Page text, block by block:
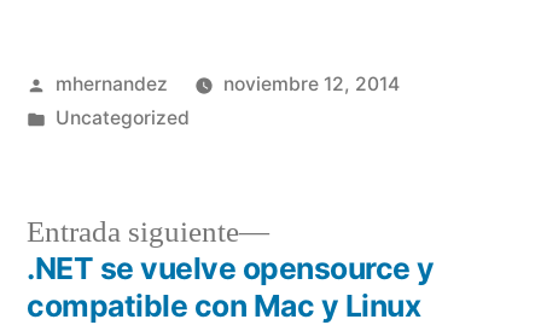
Publicado
por
mhernandez
noviembre 12, 2014
Publicado
Uncategorized
Navegación
Entrada siguiente
Entrada
siguiente:
.NET se vuelve opensource y
compatible con Mac y Linux